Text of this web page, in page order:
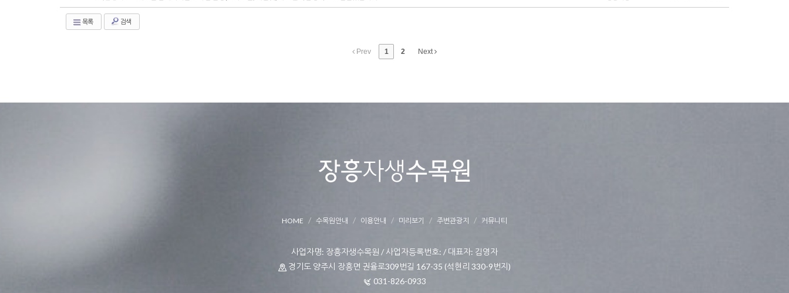
목록 검색
Prev 1 2 Next
HOME 수목원안내 이용안내 미리보기 주변관광지 커뮤니티
사업자명: 장흥자생수목원 / 사업자등록번호: / 대표자: 김영자
경기도 양주시 장흥면 권율로309번길 167-35 (석현리 330-9번지)
031-826-0933